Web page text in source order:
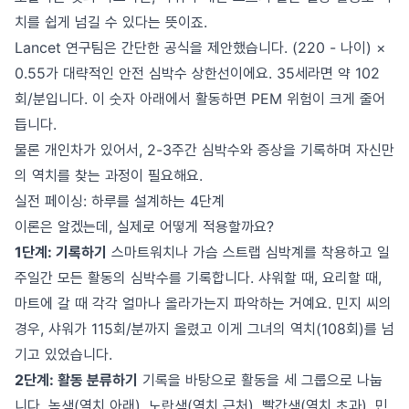
치를 쉽게 넘길 수 있다는 뜻이죠.
Lancet 연구팀은 간단한 공식을 제안했습니다. (220 - 나이) ×
0.55가 대략적인 안전 심박수 상한선이에요. 35세라면 약 102
회/분입니다. 이 숫자 아래에서 활동하면 PEM 위험이 크게 줄어
듭니다.
물론 개인차가 있어서, 2-3주간 심박수와 증상을 기록하며 자신만
의 역치를 찾는 과정이 필요해요.
실전 페이싱: 하루를 설계하는 4단계
이론은 알겠는데, 실제로 어떻게 적용할까요?
1단계: 기록하기 스마트워치나 가슴 스트랩 심박계를 착용하고 일
주일간 모든 활동의 심박수를 기록합니다. 샤워할 때, 요리할 때,
마트에 갈 때 각각 얼마나 올라가는지 파악하는 거예요. 민지 씨의
경우, 샤워가 115회/분까지 올렸고 이게 그녀의 역치(108회)를 넘
기고 있었습니다.
2단계: 활동 분류하기 기록을 바탕으로 활동을 세 그룹으로 나눕
니다. 녹색(역치 아래), 노란색(역치 근처), 빨간색(역치 초과). 민